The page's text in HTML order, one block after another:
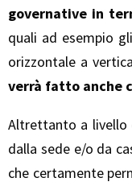
governative in
quali ad esempio
orizzontale a
verrà fatto anche
Altrettanto a livello
dalla sede e/o da
che certamente